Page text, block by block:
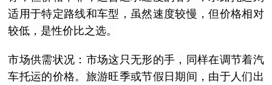
适用于特定路线和车型，虽然速度较慢，但价格相对
较低，是性价比之选。
市场供需状况：市场这只无形的手，同样在调节着汽
车托运的价格。旅游旺季或节假日期间，由于人们出